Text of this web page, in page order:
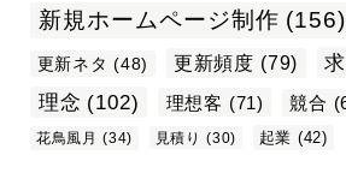
新規ホームページ制作 (156)
更新ネタ (48) 更新頻度 (79)
理念 (102) 理想客 (71) 競合
花鳥風月 (34) 見積り (30) 起業 (42)